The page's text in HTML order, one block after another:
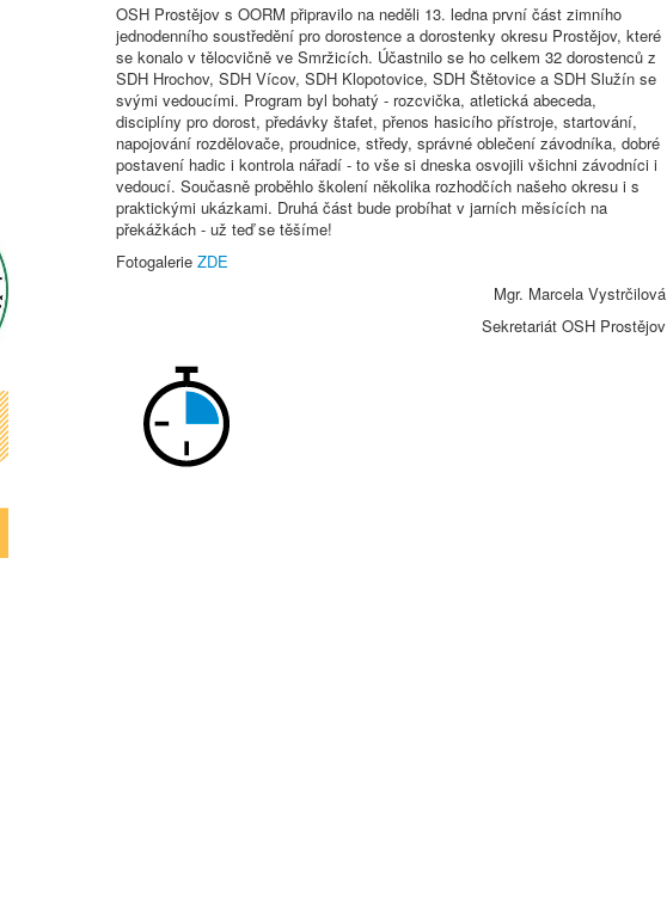
OSH Prostějov s OORM připravilo na neděli 13. ledna první část zimního
jednodenního soustředění pro dorostence a dorostenky okresu Prostějov, které
se konalo v tělocvičně ve Smržicích. Účastnilo se ho celkem 32 dorostenců z
SDH Hrochov, SDH Vícov, SDH Klopotovice, SDH Štětovice a SDH Služín se
svými vedoucími. Program byl bohatý - rozcvička, atletická abeceda,
disciplíny pro dorost, předávky štafet, přenos hasicího přístroje, startování,
napojování rozdělovače, proudnice, středy, správné oblečení závodníka, dobré
postavení hadic i kontrola nářadí - to vše si dneska osvojili všichni závodníci i
vedoucí. Současně proběhlo školení několika rozhodčích našeho okresu i s
praktickými ukázkami. Druhá část bude probíhat v jarních měsících na
překážkách - už teď se těšíme!
Fotogalerie ZDE
Mgr. Marcela Vystrčilová
Sekretariát OSH Prostějov